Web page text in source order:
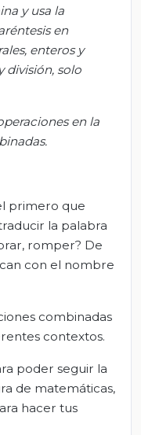
y usa la
en
enteros y
división, solo
en la
primero que
la palabra
romper? De
con el nombre
combinadas
contextos.
poder seguir la
de matemáticas,
hacer tus